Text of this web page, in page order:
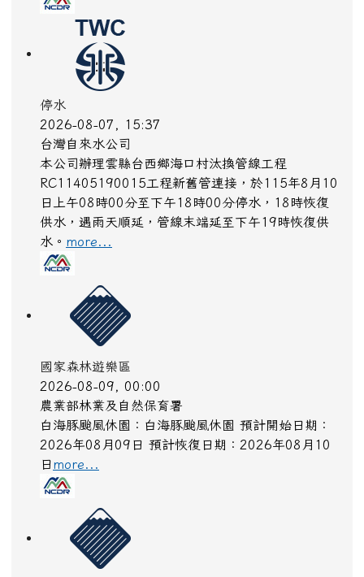
停水
2026-08-07, 15:37
台灣自來水公司
本公司辦理雲縣台西鄉海口村汰換管線工程
RC11405190015工程新舊管連接，於115年8月10
日上午08時00分至下午18時00分停水，18時恢復
供水，遇雨天順延，管線末端延至下午19時恢復供
水。 more...
國家森林遊樂區
2026-08-09, 00:00
農業部林業及自然保育署
白海豚颱風休園：白海豚颱風休園 預計開始日期：
2026年08月09日 預計恢復日期：2026年08月10
日more...